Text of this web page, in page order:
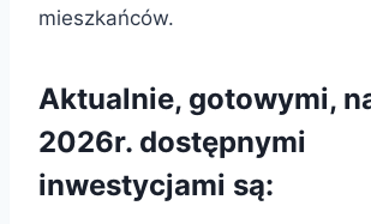
mieszkańców.
Aktualnie, gotowymi,
2026r. dostępnymi
inwestycjami są: